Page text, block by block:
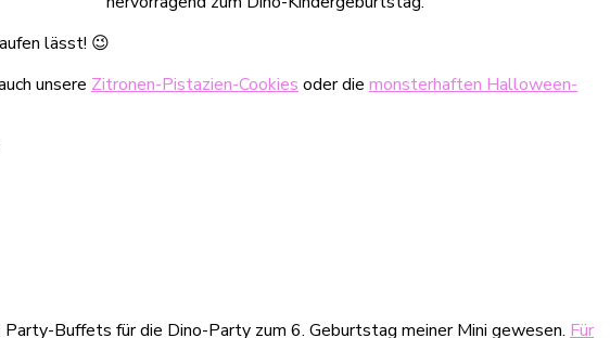
lässt! 😉
unsere Zitronen-Pistazien-Cookies oder die monsterhaften Halloween-
Buffets für die Dino-Party zum 6. Geburtstag meiner Mini gewesen. Für